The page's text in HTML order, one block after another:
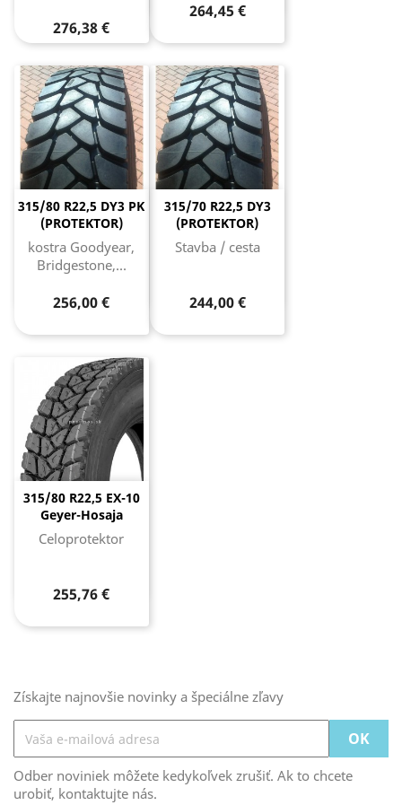
276,38 €
264,45 €
315/80 R22,5 DY3 PK
(PROTEKTOR)
kostra Goodyear,
Bridgestone,...
256,00 €
315/70 R22,5 DY3
(PROTEKTOR)
Stavba / cesta
244,00 €
315/80 R22,5 EX-10
Geyer-Hosaja
Celoprotektor
255,76 €
Získajte najnovšie novinky a špeciálne zľavy
Odber noviniek môžete kedykoľvek zrušiť. Ak to chcete
urobiť, kontaktujte nás.